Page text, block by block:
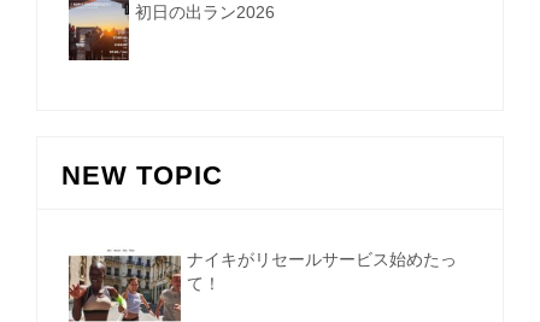
初日の出ラン2026
NEW TOPIC
ナイキがリセールサービス始めたっ
て！